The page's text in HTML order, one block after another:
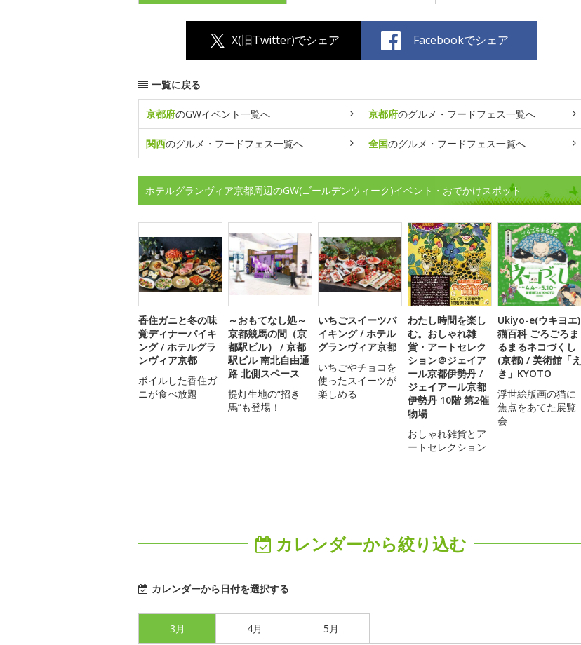
X(旧Twitter)でシェア Facebookでシェア
一覧に戻る
京都府のGWイベント一覧へ 京都府のグルメ・フードフェス一覧へ
関西のグルメ・フードフェス一覧へ 全国のグルメ・フードフェス一覧へ
ホテルグランヴィア京都周辺のGW(ゴールデンウィーク)イベント・おでかけスポット
香住ガニと冬の味
覚ディナーバイキ
ング / ホテルグラ
ンヴィア京都
ボイルした香住ガ
ニが食べ放題
～おもてなし処～
京都競馬の間（京
都駅ビル） / 京都
駅ビル 南北自由通
路 北側スペース
提灯生地の“招き
馬”も登場！
いちごスイーツバ
イキング / ホテル
グランヴィア京都
いちごやチョコを
使ったスイーツが
楽しめる
わたし時間を楽し
む。おしゃれ雑
貨・アートセレク
ション＠ジェイア
ール京都伊勢丹 /
ジェイアール京都
伊勢丹 10階 第2催
物場
おしゃれ雑貨とア
ートセレクション
Ukiyo-e(ウキヨエ)
猫百科 ごろごろま
るまるネコづくし
(京都) / 美術館「え
き」KYOTO
浮世絵版画の猫に
焦点をあてた展覧
会
カレンダーから絞り込む
カレンダーから日付を選択する
3月 4月 5月